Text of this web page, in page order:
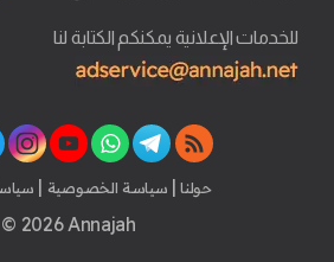
للخدمات الإعلانية يمكنكم الكتابة لنا
حولنا | سياسة الخصوصية |
© 2026 Annajah